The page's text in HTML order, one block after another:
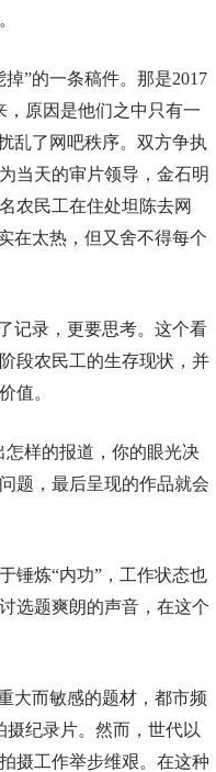
”的一条稿件。那是2017
原因是他们之中只有一
乱了网吧秩序。双方争执
当天的审片领导，金石明
农民工在住处坦陈去网
在太热，但又舍不得每个
记录，更要思考。这个看
段农民工的生存现状，并
值。
样的报道，你的眼光决
题，最后呈现的作品就会
炼“内功”，工作状态也
选题爽朗的声音，在这个
大而敏感的题材，都市频
纪录片。然而，世代以
摄工作举步维艰。在这种